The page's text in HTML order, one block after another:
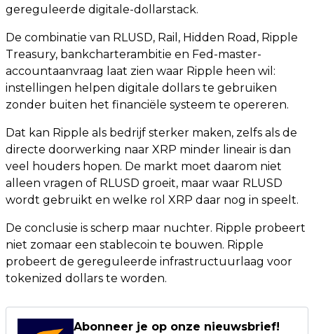
gereguleerde digitale-dollarstack.
De combinatie van RLUSD, Rail, Hidden Road, Ripple
Treasury, bankcharterambitie en Fed-master-
accountaanvraag laat zien waar Ripple heen wil:
instellingen helpen digitale dollars te gebruiken
zonder buiten het financiële systeem te opereren.
Dat kan Ripple als bedrijf sterker maken, zelfs als de
directe doorwerking naar XRP minder lineair is dan
veel houders hopen. De markt moet daarom niet
alleen vragen of RLUSD groeit, maar waar RLUSD
wordt gebruikt en welke rol XRP daar nog in speelt.
De conclusie is scherp maar nuchter. Ripple probeert
niet zomaar een stablecoin te bouwen. Ripple
probeert de gereguleerde infrastructuurlaag voor
tokenized dollars te worden.
Abonneer je op onze nieuwsbrief!